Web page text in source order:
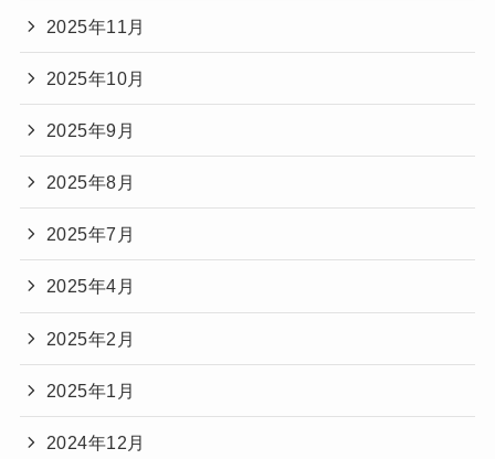
2025年11月
2025年10月
2025年9月
2025年8月
2025年7月
2025年4月
2025年2月
2025年1月
2024年12月